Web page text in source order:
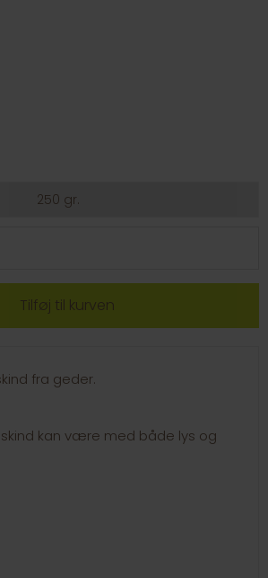
250 gr.
fra geder.
kan være med både lys og